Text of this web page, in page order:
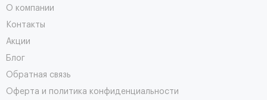
О компании
Контакты
Акции
Блог
Обратная связь
Оферта и политика конфиденциальности